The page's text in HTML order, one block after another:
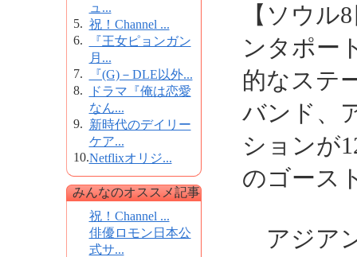
ュ...
5. 祝！Channel ...
6.
『王女ピョンガン
月...
7.
『(G)－DLE以外...
8.
ドラマ『俺は恋愛
なん...
9. 新時代のデイリー
ケア...
10.Netflixオリジ...
みんなのオススメ記事
祝！Channel ...
俳優ロモン日本公
式サ...
【ソウル
ンタポー
的なステ
バンド、
ションが
のゴース
アジア